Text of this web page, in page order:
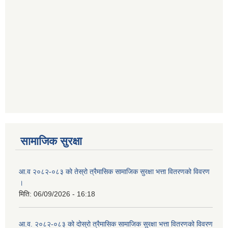
सामाजिक सुरक्षा
आ.व २०८२-०८३ को तेस्रो त्रैमासिक सामाजिक सुरक्षा भत्ता वितरणको विवरण
।
मिति: 06/09/2026 - 16:18
आ.व. २०८२-०८३ को दोस्रो त्रैमासिक सामाजिक सुरक्षा भत्ता वितरणको विवरण